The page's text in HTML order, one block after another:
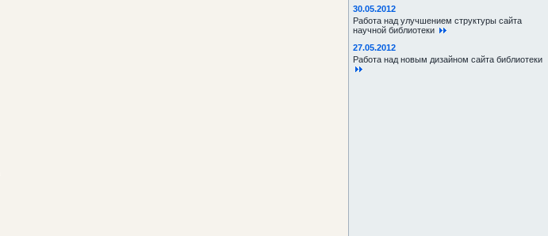
30.05.2012
Работа над улучшением структуры сайта
научной библиотеки
27.05.2012
Работа над новым дизайном сайта библиотеки